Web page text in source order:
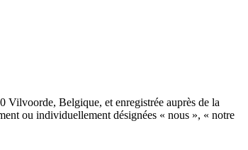
Belgique, et enregistrée auprès de la
ou individuellement désignées « nous », « notre